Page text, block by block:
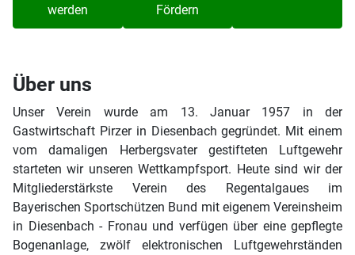
werden
Fördern
Über uns
Unser Verein wurde am 13. Januar 1957 in der
Gastwirtschaft Pirzer in Diesenbach gegründet. Mit einem
vom damaligen Herbergsvater gestifteten Luftgewehr
starteten wir unseren Wettkampfsport. Heute sind wir der
Mitgliederstärkste Verein des Regentalgaues im
Bayerischen Sportschützen Bund mit eigenem Vereinsheim
in Diesenbach - Fronau und verfügen über eine gepflegte
Bogenanlage, zwölf elektronischen Luftgewehrständen